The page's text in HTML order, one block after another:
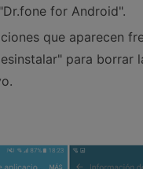
for Android".
que aparecen
para borrar